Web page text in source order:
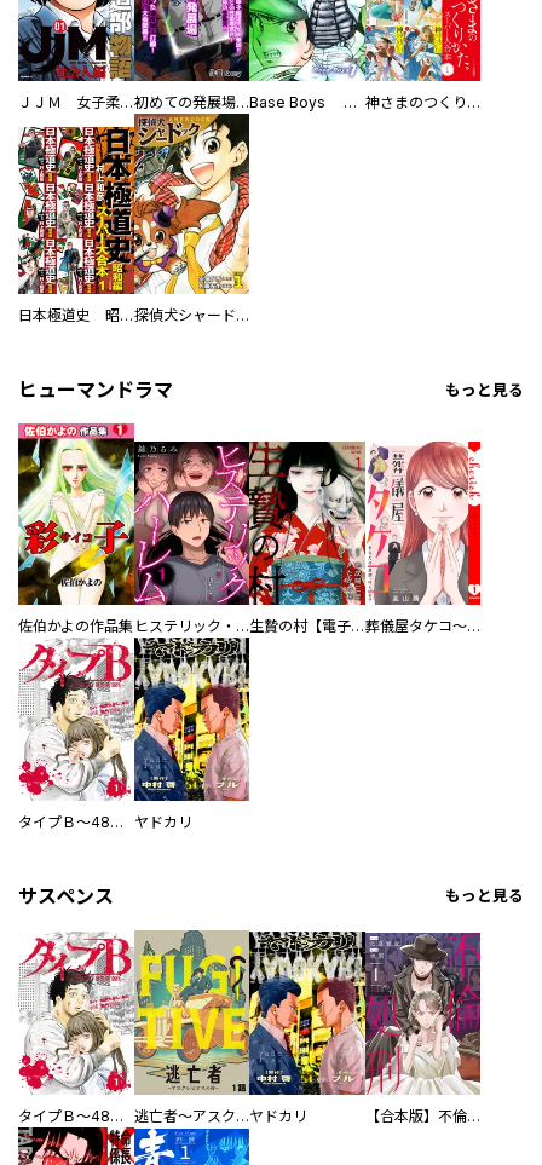
ＪＪＭ 女子柔道部物語 社会人編 初めての発展場 【白抜き修正版】 Base Boys 新装版 神さまのつくりかた。スーパー大合本
日本極道史 昭和編 スーパー大合本 探偵犬シャードック（新装版）
ヒューマンドラマ もっと見る
佐伯かよの作品集 ヒステリック・ハーレム～搾られる男と堕ちる女～【電子単行本版】 生贄の村【電子単行本版】 葬儀屋タケコ～あなたの最期、叶えます【電子単行本版】
タイプＢ～48時間後、致死率100％～【単話】 ヤドカリ
サスペンス もっと見る
タイプＢ～48時間後、致死率100％～【単話】 逃亡者～アスクレピオスの杖～ヤドカリ 【合本版】不倫処刑